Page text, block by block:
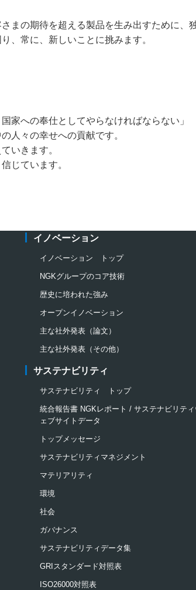
の期待を超える製品を生み出すために、
、常に、新しいことに挑みます。
家への奉仕としてやらなければならない」
人々の幸せへの貢献です。
いきます。
じています。
イノベーション
イノベーション トップ
NGKグループのコア技術
歴史に培われた強み
オープンイノベーション
主な社外発表（論文）
主な社外発表（その他）
サステナビリティ
サステナビリティ トップ
統合報告書 NGKレポート / サステナビリティ
ェブサイトデータ
トップメッセージ
サステナビリティマネジメント
マテリアリティ
環境
社会
ガバナンス
サステナビリティデータ集
GRIスタンダード対照表
ISO26000対照表